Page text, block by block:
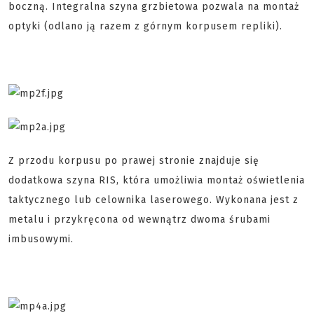
boczną. Integralna szyna grzbietowa pozwala na montaż
optyki (odlano ją razem z górnym korpusem repliki).
Z przodu korpusu po prawej stronie znajduje się
dodatkowa szyna RIS, która umożliwia montaż oświetlenia
taktycznego lub celownika laserowego. Wykonana jest z
metalu i przykręcona od wewnątrz dwoma śrubami
imbusowymi.